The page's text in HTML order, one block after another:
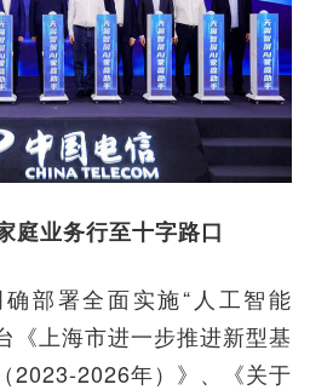
庭业务行至十字路口
部署全面实施“人工智能
《上海市进一步推进新型基
2023-2026年）》、《关于